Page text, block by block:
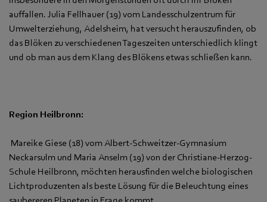
auffallen. Julia Fellhauer (19) vom Landesschulzentrum für
Umwelterziehung, Adelsheim, hat versucht herauszufinden, ob
das Blöken zu verschiedenen Tageszeiten unterschiedlich klingt
und ob man aus dem Klang des Blökens etwas schließen kann.
Region Heilbronn:
Mareike Giese (18) vom Albert-Schweitzer-Gymnasium
Neckarsulm und Maria Anselm (19) von der Christiane-Herzog-
Schule Heilbronn, möchten herausfinden welche biologischen
Lichtproduzenten als beste Lösung für die Beleuchtung eines